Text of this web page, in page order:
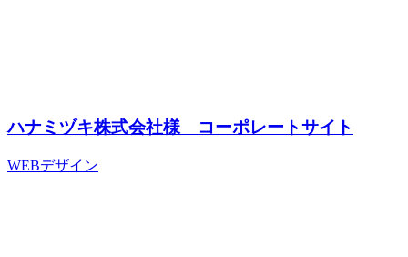
ハナミヅキ株式会社様 コーポレートサイト
WEBデザイン